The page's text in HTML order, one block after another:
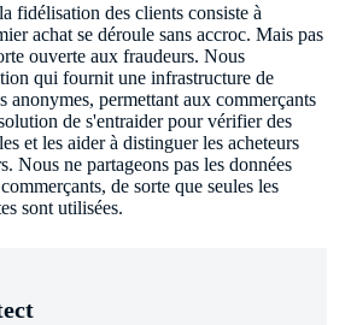
fidélisation des clients consiste à
achat se déroule sans accroc. Mais pas
ouverte aux fraudeurs. Nous
qui fournit une infrastructure de
anonymes, permettant aux commerçants
de s'entraider pour vérifier des
et les aider à distinguer les acheteurs
Nous ne partageons pas les données
de sorte que seules les
sont utilisées.